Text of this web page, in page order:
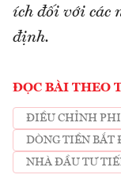
ích đối với các
định.
ĐỌC BÀI THEO
ĐIỀU CHỈNH
DÒNG TIỀN BẮT
NHÀ ĐẦU TƯ